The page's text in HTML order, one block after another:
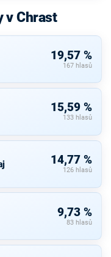
v Chrast
19,57 %
167 hlasů
15,59 %
133 hlasů
14,77 %
126 hlasů
9,73 %
83 hlasů